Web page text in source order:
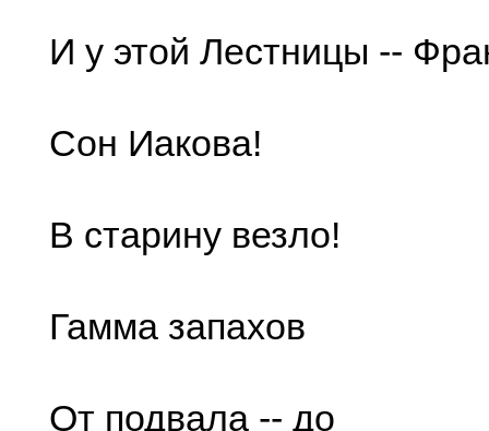
И у этой Лестницы --
Сон Иакова!
В старину везло!
Гамма запахов
От подвала -- до